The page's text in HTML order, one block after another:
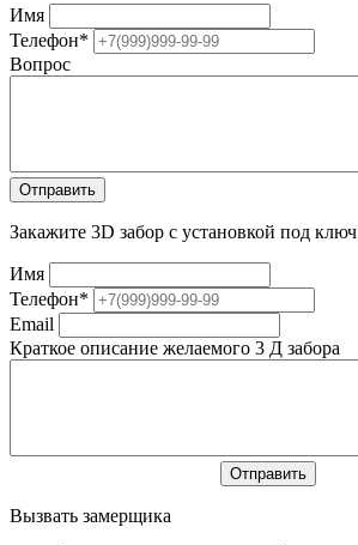
Имя
Телефон*
Вопрос
Закажите 3D забор с установкой под ключ
Имя
Телефон*
Email
Краткое описание желаемого 3 Д забора
Вызвать замерщика